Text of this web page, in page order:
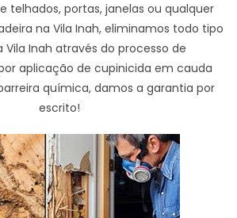
telhados, portas, janelas ou qualquer
na Vila Inah, eliminamos todo tipo
Inah através do processo de
aplicação de cupinicida em cauda
química, damos a garantia por
escrito!